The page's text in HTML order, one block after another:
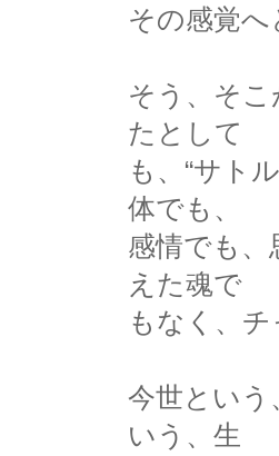
その感覚
そう、そ
たとして
も、“サト
体でも、
感情でも、
えた魂で
もなく、
今世とい
いう、生